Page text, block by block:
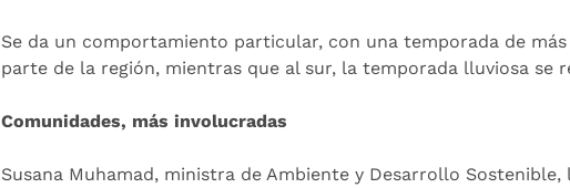
Se da un comportamiento particular, con una temporada de
parte de la región, mientras que al sur, la temporada lluviosa se
Comunidades, más involucradas
Susana Muhamad, ministra de Ambiente y Desarrollo